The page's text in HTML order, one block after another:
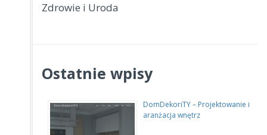
Zdrowie i Uroda
Ostatnie wpisy
DomDekoriTY – Projektowanie i
aranżacja wnętrz